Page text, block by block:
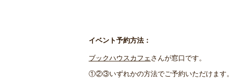
イベント予約方法：
ブックハウスカフェ さんが窓口です。
①②③いずれかの方法でご予約いただけます。